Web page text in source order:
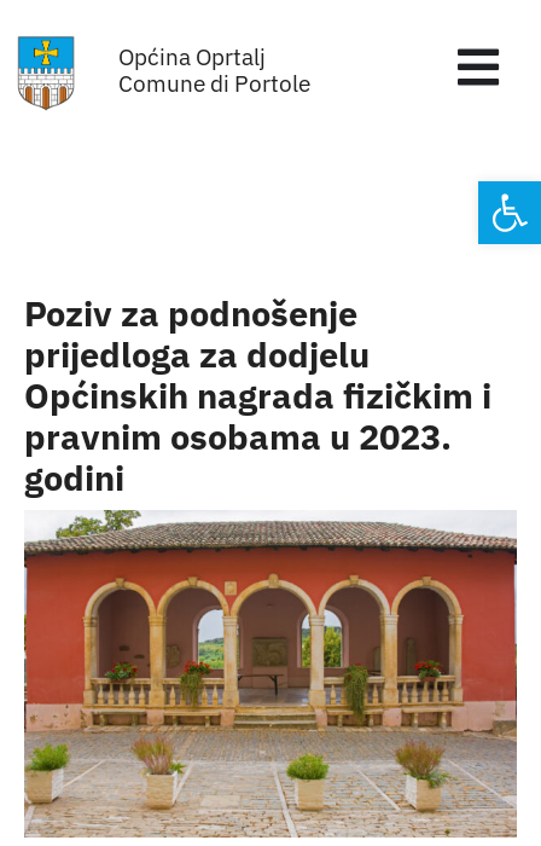
content
Općina Oprtalj
Comune di Portole
Sa sjednica vijeća
Za građane
Mjesta
Turistička ponuda
Događaji
Poziv za podnošenje
prijedloga za dodjelu
Općinskih nagrada fizičkim i
pravnim osobama u 2023.
godini